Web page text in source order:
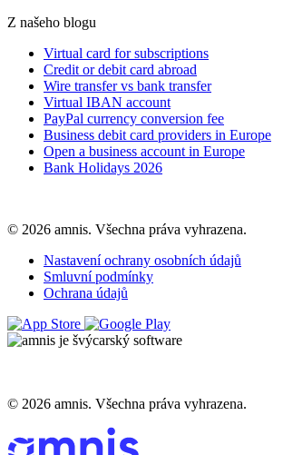
Z našeho blogu
Virtual card for subscriptions
Credit or debit card abroad
Wire transfer vs bank transfer
Virtual IBAN account
PayPal currency conversion fee
Business debit card providers in Europe
Open a business account in Europe
Bank Holidays 2026
© 2026 amnis. Všechna práva vyhrazena.
Nastavení ochrany osobních údajů
Smluvní podmínky
Ochrana údajů
© 2026 amnis. Všechna práva vyhrazena.